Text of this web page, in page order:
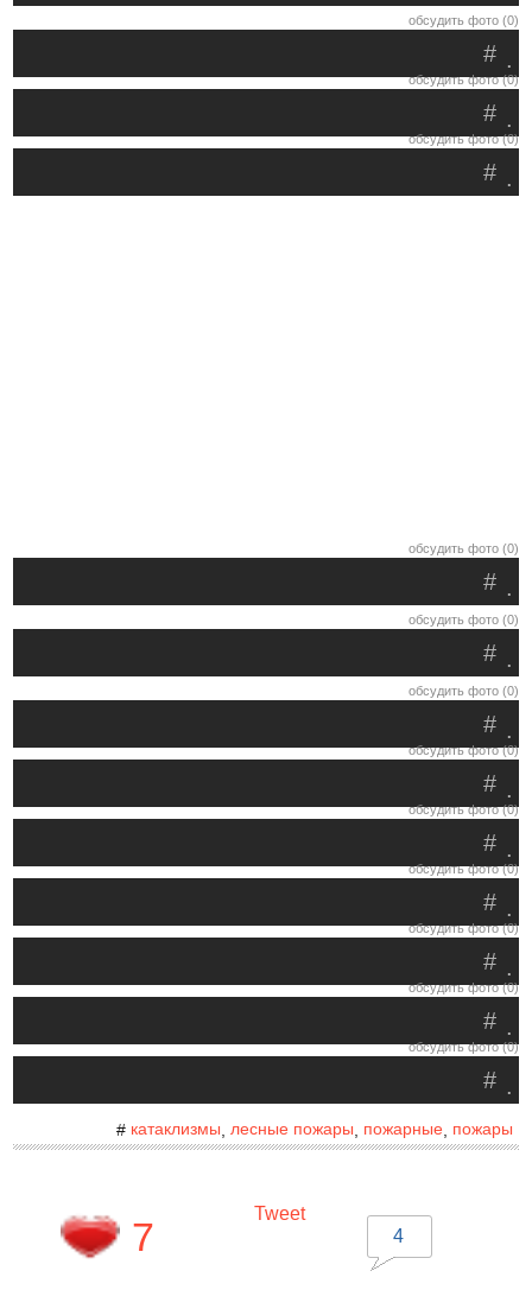
обсудить фото (0)
.
#
обсудить фото (0)
.
#
обсудить фото (0)
.
#
обсудить фото (0)
.
#
обсудить фото (0)
.
#
обсудить фото (0)
.
#
обсудить фото (0)
.
#
обсудить фото (0)
.
#
обсудить фото (0)
.
#
обсудить фото (0)
.
#
обсудить фото (0)
.
#
обсудить фото (0)
.
#
# катаклизмы лесные пожары пожарные, пожары
7
Tweet
4